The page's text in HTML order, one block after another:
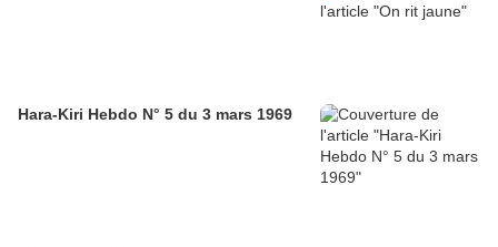
Hara-Kiri Hebdo N° 5 du 3 mars 1969